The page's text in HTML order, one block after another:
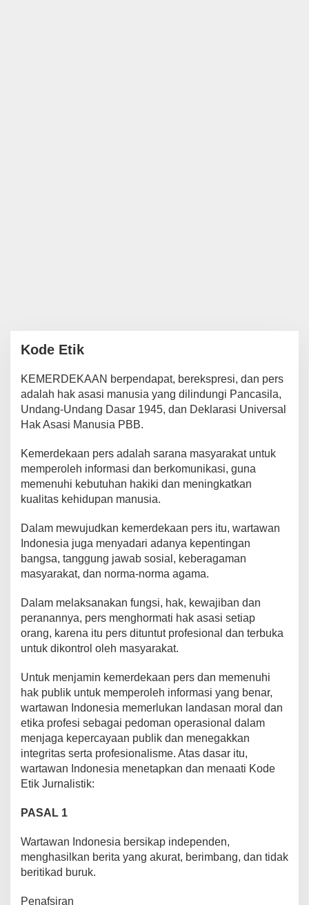
Kode Etik
September
2023
Oleh
HukumID
KEMERDEKAAN berpendapat, berekspresi, dan pers
adalah hak asasi manusia yang dilindungi Pancasila,
Undang-Undang Dasar 1945, dan Deklarasi Universal
Hak Asasi Manusia PBB.
Kemerdekaan pers adalah sarana masyarakat untuk
memperoleh informasi dan berkomunikasi, guna
memenuhi kebutuhan hakiki dan meningkatkan
kualitas kehidupan manusia.
Dalam mewujudkan kemerdekaan pers itu, wartawan
Indonesia juga menyadari adanya kepentingan
bangsa, tanggung jawab sosial, keberagaman
masyarakat, dan norma-norma agama.
Dalam melaksanakan fungsi, hak, kewajiban dan
peranannya, pers menghormati hak asasi setiap
orang, karena itu pers dituntut profesional dan terbuka
untuk dikontrol oleh masyarakat.
Untuk menjamin kemerdekaan pers dan memenuhi
hak publik untuk memperoleh informasi yang benar,
wartawan Indonesia memerlukan landasan moral dan
etika profesi sebagai pedoman operasional dalam
menjaga kepercayaan publik dan menegakkan
integritas serta profesionalisme. Atas dasar itu,
wartawan Indonesia menetapkan dan menaati Kode
Etik Jurnalistik:
PASAL 1
Wartawan Indonesia bersikap independen,
menghasilkan berita yang akurat, berimbang, dan tidak
beritikad buruk.
Penafsiran